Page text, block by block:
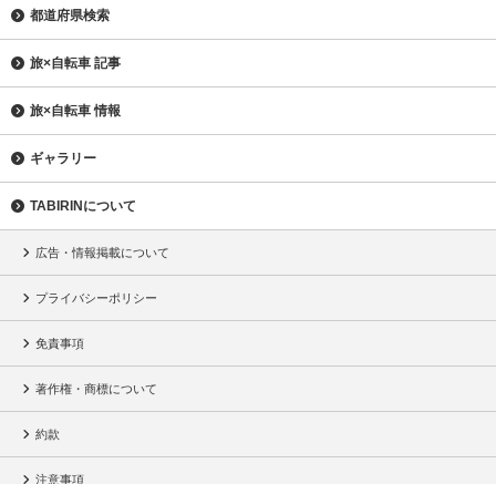
都道府県検索
旅×自転車 記事
旅×自転車 情報
ギャラリー
TABIRINについて
広告・情報掲載について
プライバシーポリシー
免責事項
著作権・商標について
約款
注意事項